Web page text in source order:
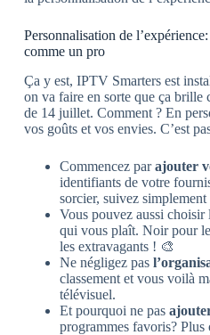
Personnalisation de
comme un pro
Ça y est, IPTV Smarters est
on va faire en sorte que ça
de 14 juillet. Comment ? En
vos goûts et vos envies. C’est
Commencez parajouter
identifiants de votre
sorcier, suivez
Vous pouvez aussi choisir
qui vous plaît. Noir pour
les extravagants ! 🎨
Ne négligez pas
classement et vous voilà
télévisuel.
Et pourquoi ne pas
programmes favoris? Plus